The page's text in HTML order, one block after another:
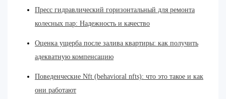
Пресс гидравлический горизонтальный для ремонта
колесных пар: Надежность и качество
Оценка ущерба после залива квартиры: как получить
адекватную компенсацию
Поведенческие Nft (behavioral nfts): что это такое и как
они работают